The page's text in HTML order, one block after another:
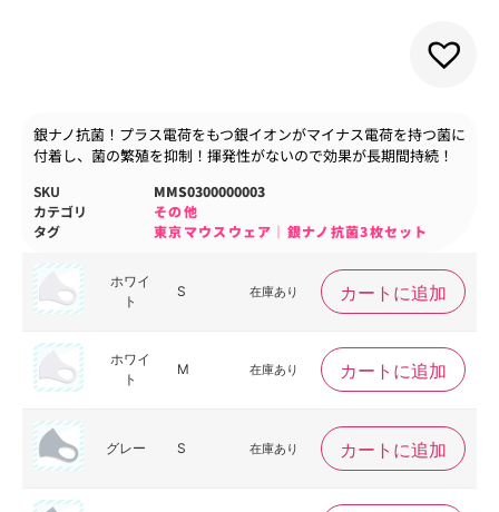
銀ナノ抗菌！プラス電荷をもつ銀イオンがマイナス電荷を持つ菌に
付着し、菌の繁殖を抑制！揮発性がないので効果が長期間持続！
SKU
MMS0300000003
カテゴリ
その他
タグ
東京マウスウェア｜銀ナノ抗菌3枚セット
ホワイ
ト
S 在庫あり カートに追加
ホワイ
ト
M 在庫あり カートに追加
グレー S 在庫あり カートに追加